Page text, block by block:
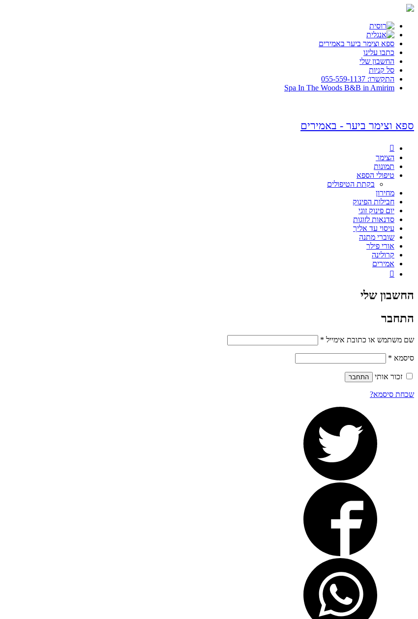
ספא וצימר ביער באמירים
כתבו עלינו
החשבון שלי
סל קניות
התקשרו: 055-559-1137
Spa In The Woods B&B in Amirim
ספא וצימר ביער - באמירים

הצימר
תמונות
טיפולי הספא
בקתת הטיפולים
מחירון
חבילות הפינוק
יום פינוק זוגי
סדנאות לזוגות
עיסוי עד אליך
שוברי מתנה
אורי פילר
קרולינה
אמירים

החשבון שלי
התחבר
שם משתמש או כתובת אימייל *
סיסמא *
זכור אותי התחבר
שכחת סיסמא?